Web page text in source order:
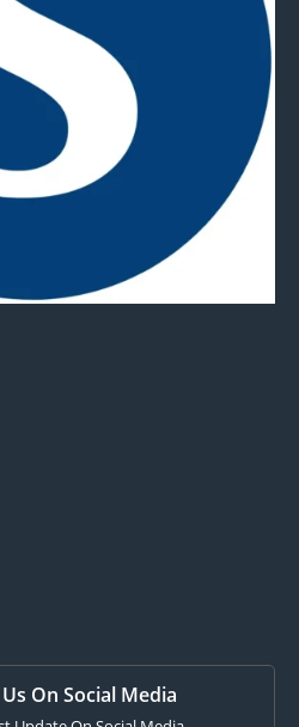
On Social Media